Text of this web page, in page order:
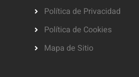
Política de Privacidad
Política de Cookies
Mapa de Sitio